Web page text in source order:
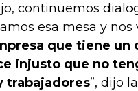
continuemos
esa mesa y nos
que tiene un
injusto que no
trabajadores”, dijo